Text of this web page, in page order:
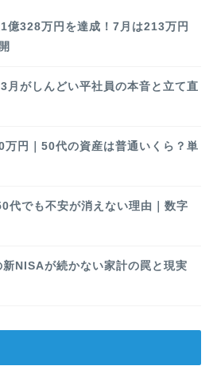
億328万円を達成！7月は213万円
月がしんどい平社員の本音と立て直
円｜50代の資産は普通いくら？単
代でも不安が消えない理由｜数字
新NISAが続かない家計の罠と現実